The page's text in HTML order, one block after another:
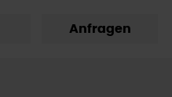
Anfragen